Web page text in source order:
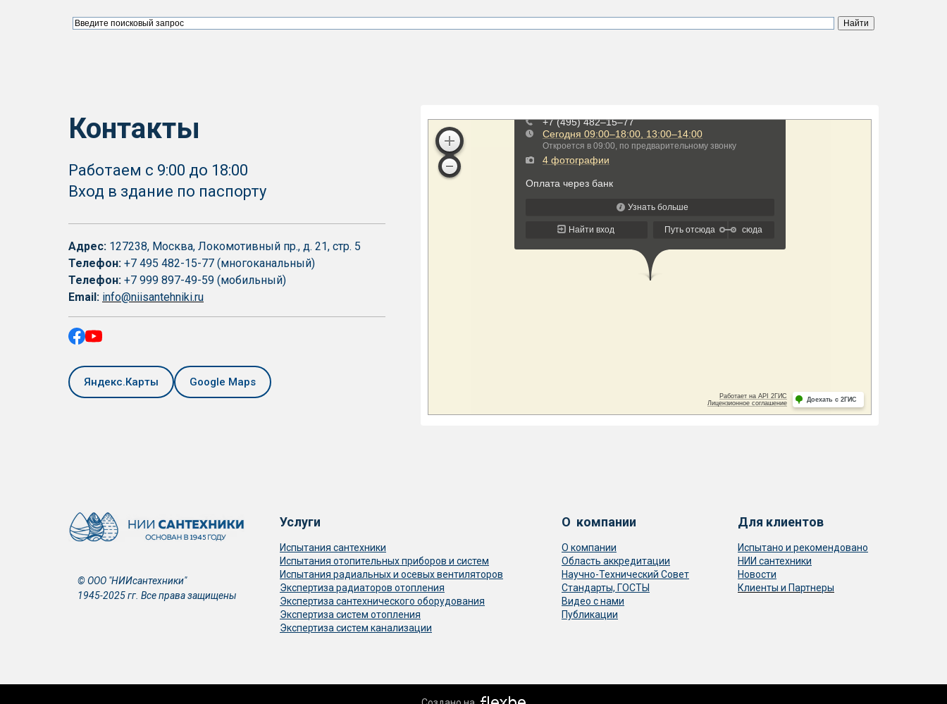
Контакты
Работаем с 9:00 до 18:00
Вход в здание по паспорту
Адрес: 127238, Москва, Локомотивный пр., д. 21, стр. 5
Телефон: +7 495 482-15-77 (многоканальный)
Телефон: +7 999 897-49-59 (мобильный)
Email: info@niisantehniki.ru
Яндекс.Карты Google Maps
© ООО "НИИсантехники"
1945-2025 гг. Все права защищены
Услуги
Испытания сантехники
Испытания отопительных приборов и систем
Испытания радиальных и осевых вентиляторов
Экспертиза радиаторов отопления
Экспертиза сантехнического оборудования
Экспертиза систем отопления
Экспертиза систем канализации
О компании
О компании
Область аккредитации
Научно-Технический Совет
Стандарты, ГОСТЫ
Видео с нами
Публикации
Для клиентов
Испытано и рекомендовано
НИИ сантехники
Новости
Клиенты и Партнеры